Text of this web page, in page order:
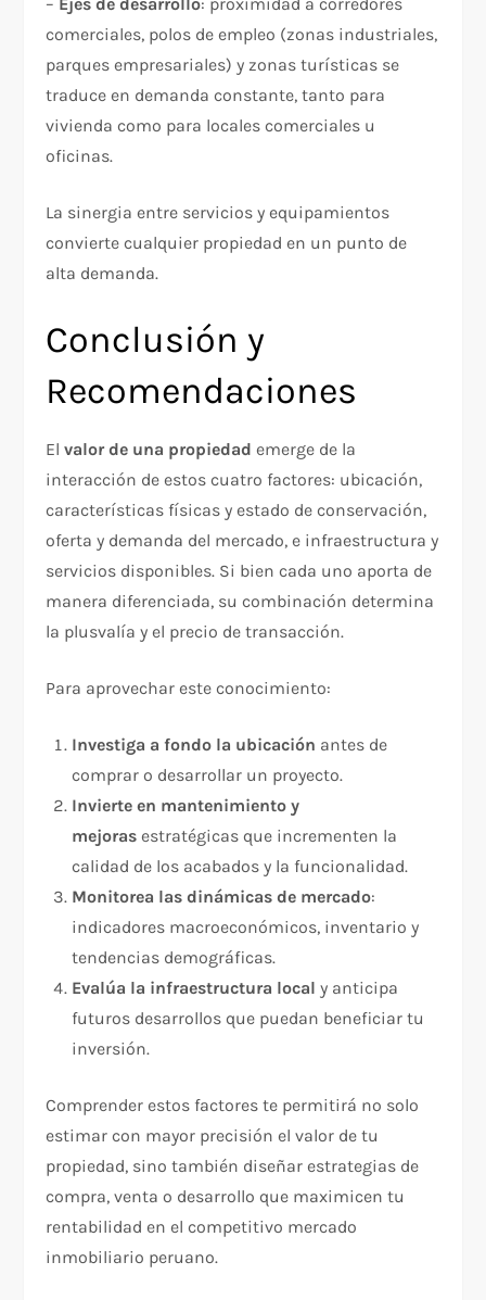
comerciales, polos de empleo (zonas industriales,
parques empresariales) y zonas turísticas se
traduce en demanda constante, tanto para
vivienda como para locales comerciales u
oficinas.
La sinergia entre servicios y equipamientos
convierte cualquier propiedad en un punto de
alta demanda.
Conclusión y
Recomendaciones
Elvalor de una propiedad emerge de la
interacción de estos cuatro factores: ubicación,
características físicas y estado de conservación,
oferta y demanda del mercado, e infraestructura y
servicios disponibles. Si bien cada uno aporta de
manera diferenciada, su combinación determina
la plusvalía y el precio de transacción.
Para aprovechar este conocimiento:
Investiga a fondo la ubicación antes de
comprar o desarrollar un proyecto.
Invierte en mantenimiento y
mejoras estratégicas que incrementen la
calidad de los acabados y la funcionalidad.
Monitorea las dinámicas de mercado:
indicadores macroeconómicos, inventario y
tendencias demográficas.
Evalúa la infraestructura local y anticipa
futuros desarrollos que puedan beneficiar tu
inversión.
Comprender estos factores te permitirá no solo
estimar con mayor precisión el valor de tu
propiedad, sino también diseñar estrategias de
compra, venta o desarrollo que maximicen tu
rentabilidad en el competitivo mercado
inmobiliario peruano.